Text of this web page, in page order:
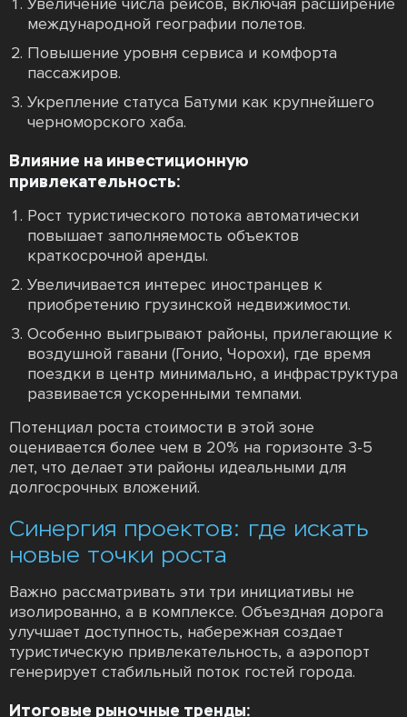
международной географии полетов.
Повышение уровня сервиса и комфорта
пассажиров.
Укрепление статуса Батуми как крупнейшего
черноморского хаба.
Влияние на инвестиционную
привлекательность:
Рост туристического потока автоматически
повышает заполняемость объектов
краткосрочной аренды.
Увеличивается интерес иностранцев к
приобретению грузинской недвижимости.
Особенно выигрывают районы, прилегающие к
воздушной гавани (Гонио, Чорохи), где время
поездки в центр минимально, а инфраструктура
развивается ускоренными темпами.
Потенциал роста стоимости в этой зоне
оценивается более чем в 20% на горизонте 3-5
лет, что делает эти районы идеальными для
долгосрочных вложений.
Синергия проектов: где искать
новые точки роста
Важно рассматривать эти три инициативы не
изолированно, а в комплексе. Объездная дорога
улучшает доступность, набережная создает
туристическую привлекательность, а аэропорт
генерирует стабильный поток гостей города.
Итоговые рыночные тренды: